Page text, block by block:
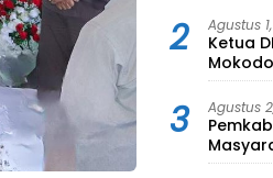
2 Agustus
Ketua
Lolayan
3 Agustus